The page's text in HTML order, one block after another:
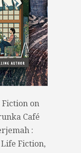
on
Café
:
Fiction,